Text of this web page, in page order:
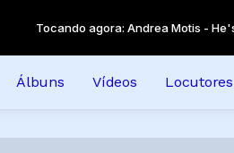
Tocando agora: Andrea Motis - He's
Álbuns Vídeos Locutores